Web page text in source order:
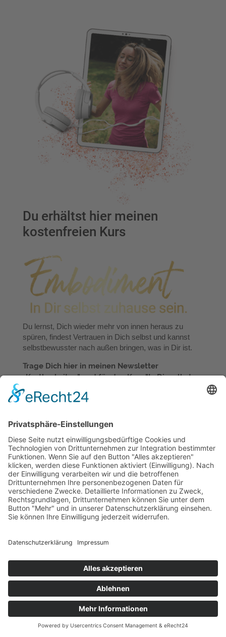
Du erhältst hier meinen
kostenfreien Kurs
Du lernst, Dich wieder mehr von innen heraus zu
spüren, findest Vertrauen in Dich selbst und kannst
selbstbewusster nach außen bringen, was in Dir ist.
Trage Dich hier in meinen Newsletter
„Kostbarkeiten" und für den Kurs "In Dir selbst
zuhause sein" ein. Unverbindlich und ohne
zugespamt zu werden. Du kannst Dich jeder Zeit
Du kannst Dich jeder Zeit wieder
austragen.
Vorname:
Nachname:
Deinen Newsletter „Kostbarkeiten“ erhalten und über
Embodiment und Deine Angebote informiert werden.
Ich kann meine Einwilligung in den Versand über den
Link im Newsletter jederzeit widerrufen.
Jetzt eintragen